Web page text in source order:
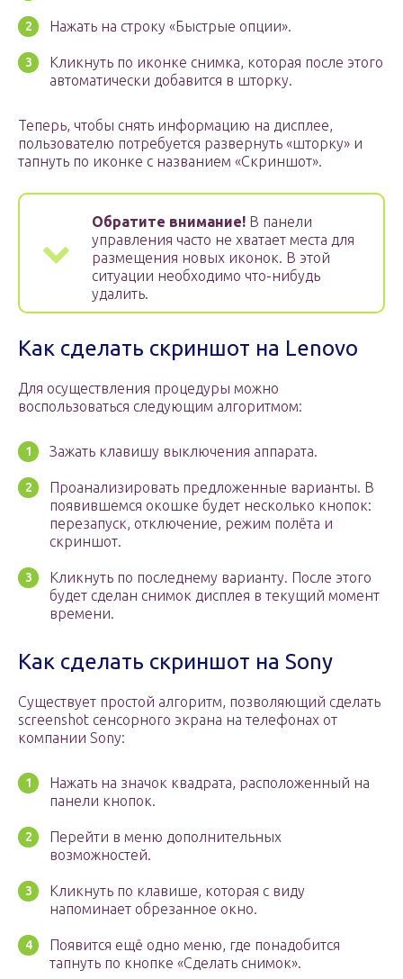
Нажать на строку «Быстрые опции».
Кликнуть по иконке снимка, которая после этого
автоматически добавится в шторку.
Теперь, чтобы снять информацию на дисплее,
пользователю потребуется развернуть «шторку» и
тапнуть по иконке с названием «Скриншот».
Обратите внимание! В панели
управления часто не хватает места для
размещения новых иконок. В этой
ситуации необходимо что-нибудь
удалить.
Как сделать скриншот на Lenovo
Для осуществления процедуры можно
воспользоваться следующим алгоритмом:
Зажать клавишу выключения аппарата.
Проанализировать предложенные варианты. В
появившемся окошке будет несколько кнопок:
перезапуск, отключение, режим полёта и
скриншот.
Кликнуть по последнему варианту. После этого
будет сделан снимок дисплея в текущий момент
времени.
Как сделать скриншот на Sony
Существует простой алгоритм, позволяющий сделать
screenshot сенсорного экрана на телефонах от
компании Sony:
Нажать на значок квадрата, расположенный на
панели кнопок.
Перейти в меню дополнительных
возможностей.
Кликнуть по клавише, которая с виду
напоминает обрезанное окно.
Появится ещё одно меню, где понадобится
тапнуть по кнопке «Сделать снимок».